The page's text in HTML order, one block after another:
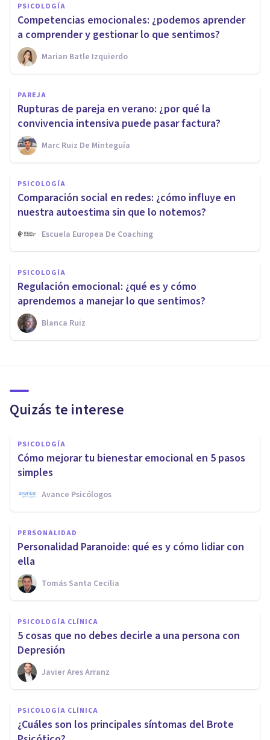
PSICOLOGÍA
Competencias emocionales: ¿podemos aprender
a comprender y gestionar lo que sentimos?
Marian Batle Izquierdo
PAREJA
Rupturas de pareja en verano: ¿por qué la
convivencia intensiva puede pasar factura?
Marc Ruiz De Minteguía
PSICOLOGÍA
Comparación social en redes: ¿cómo influye en
nuestra autoestima sin que lo notemos?
Escuela Europea De Coaching
PSICOLOGÍA
Regulación emocional: ¿qué es y cómo
aprendemos a manejar lo que sentimos?
Blanca Ruiz
Quizás te interese
PSICOLOGÍA
Cómo mejorar tu bienestar emocional en 5 pasos
simples
Avance Psicólogos
PERSONALIDAD
Personalidad Paranoide: qué es y cómo lidiar con
ella
Tomás Santa Cecilia
PSICOLOGÍA CLÍNICA
5 cosas que no debes decirle a una persona con
Depresión
Javier Ares Arranz
PSICOLOGÍA CLÍNICA
¿Cuáles son los principales síntomas del Brote